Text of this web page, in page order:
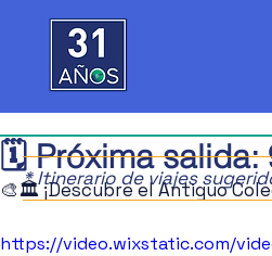
🗓️ Próxima
🎨🏛️ ¡Descubre el Antiguo
https://video.wixstatic.com/
* Itinerario de viajes